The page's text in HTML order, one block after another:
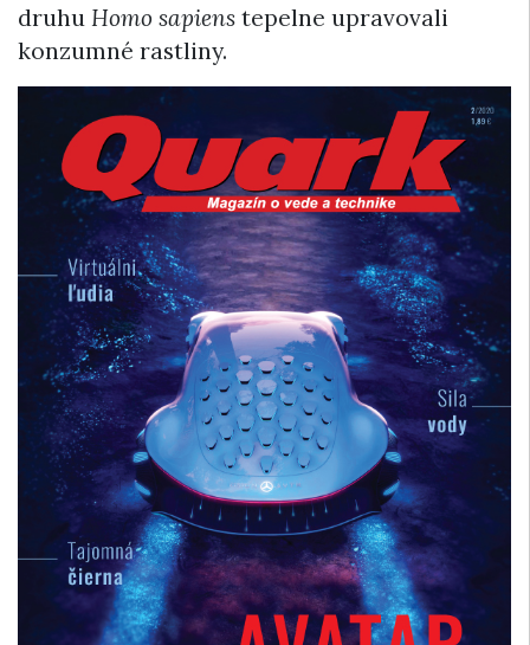
druhu Homo sapiens tepelne upravovali
konzumné rastliny.